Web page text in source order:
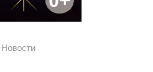
Новости